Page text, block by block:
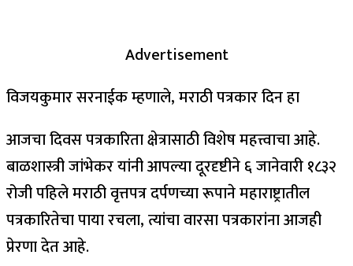
Advertisement
विजयकुमार सरनाईक म्हणाले, मराठी पत्रकार दिन हा
आजचा दिवस पत्रकारिता क्षेत्रासाठी विशेष महत्त्वाचा आहे.
बाळशास्त्री जांभेकर यांनी आपल्या दूरदृष्टीने ६ जानेवारी १८३२
रोजी पहिले मराठी वृत्तपत्र दर्पणच्या रूपाने महाराष्ट्रातील
पत्रकारितेचा पाया रचला, त्यांचा वारसा पत्रकारांना आजही
प्रेरणा देत आहे.